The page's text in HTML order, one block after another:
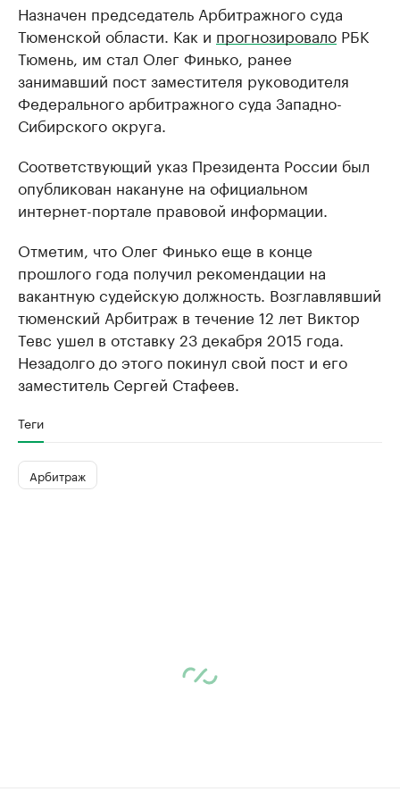
Назначен председатель Арбитражного суда
Тюменской области. Как и прогнозировало РБК
Тюмень, им стал Олег Финько, ранее
занимавший пост заместителя руководителя
Федерального арбитражного суда Западно-
Сибирского округа.
Соответствующий указ Президента России был
опубликован накануне на официальном
интернет-портале правовой информации.
Отметим, что Олег Финько еще в конце
прошлого года получил рекомендации на
вакантную судейскую должность. Возглавлявший
тюменский Арбитраж в течение 12 лет Виктор
Тевс ушел в отставку 23 декабря 2015 года.
Незадолго до этого покинул свой пост и его
заместитель Сергей Стафеев.
Теги
Арбитраж